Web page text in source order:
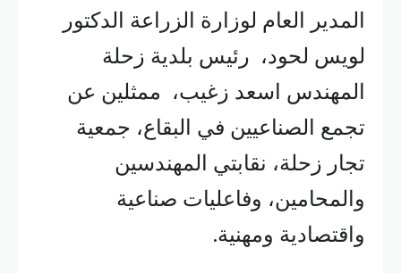
المدير العام لوزارة الزراعة الدكتور
لويس لحود، رئيس بلدية زحلة
المهندس اسعد زغيب، ممثلين عن
تجمع الصناعيين في البقاع، جمعية
تجار زحلة، نقابتي المهندسين
والمحامين، وفاعليات صناعية
واقتصادية ومهنية.